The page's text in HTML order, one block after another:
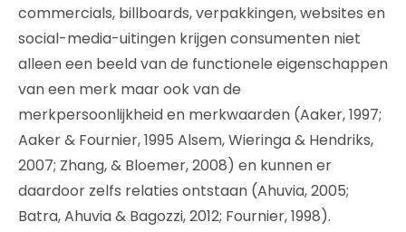
commercials, billboards, verpakkingen, websites en
social-media-uitingen krijgen consumenten niet
alleen een beeld van de functionele eigenschappen
van een merk maar ook van de
merkpersoonlijkheid en merkwaarden (Aaker, 1997;
Aaker & Fournier, 1995 Alsem, Wieringa & Hendriks,
2007; Zhang, & Bloemer, 2008) en kunnen er
daardoor zelfs relaties ontstaan (Ahuvia, 2005;
Batra, Ahuvia & Bagozzi, 2012; Fournier, 1998).